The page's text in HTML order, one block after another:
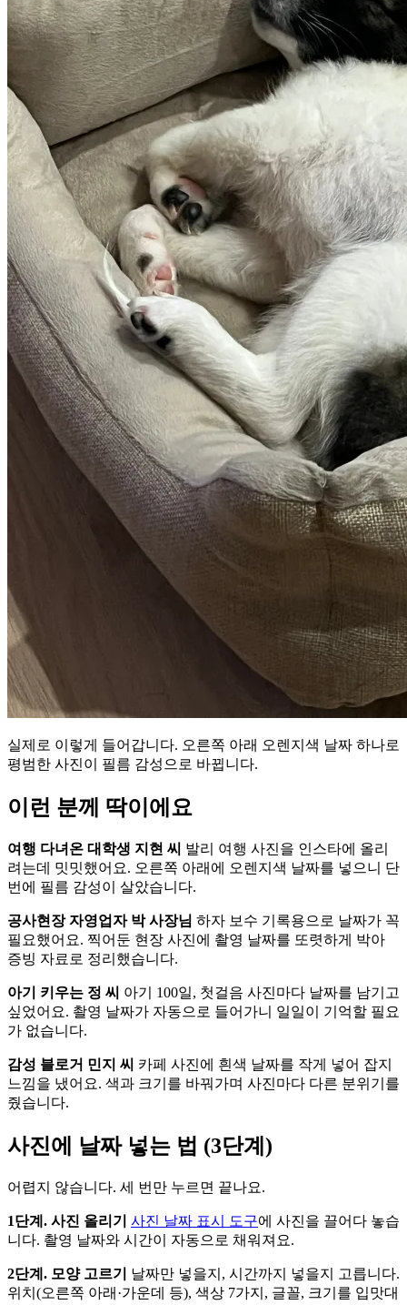
실제로 이렇게 들어갑니다. 오른쪽 아래 오렌지색 날짜 하나로
평범한 사진이 필름 감성으로 바뀝니다.
이런 분께 딱이에요
여행 다녀온 대학생 지현 씨 발리 여행 사진을 인스타에 올리
려는데 밋밋했어요. 오른쪽 아래에 오렌지색 날짜를 넣으니 단
번에 필름 감성이 살았습니다.
공사현장 자영업자 박 사장님 하자 보수 기록용으로 날짜가 꼭
필요했어요. 찍어둔 현장 사진에 촬영 날짜를 또렷하게 박아
증빙 자료로 정리했습니다.
아기 키우는 정 씨 아기 100일, 첫걸음 사진마다 날짜를 남기고
싶었어요. 촬영 날짜가 자동으로 들어가니 일일이 기억할 필요
가 없습니다.
감성 블로거 민지 씨 카페 사진에 흰색 날짜를 작게 넣어 잡지
느낌을 냈어요. 색과 크기를 바꿔가며 사진마다 다른 분위기를
줬습니다.
사진에 날짜 넣는 법 (3단계)
어렵지 않습니다. 세 번만 누르면 끝나요.
1단계. 사진 올리기 사진 날짜 표시 도구에 사진을 끌어다 놓습
니다. 촬영 날짜와 시간이 자동으로 채워져요.
2단계. 모양 고르기
날짜만 넣을지, 시간까지 넣을지 고릅니다.
위치(오른쪽 아래·가운데 등), 색상 7가지, 글꼴, 크기를 입맛대